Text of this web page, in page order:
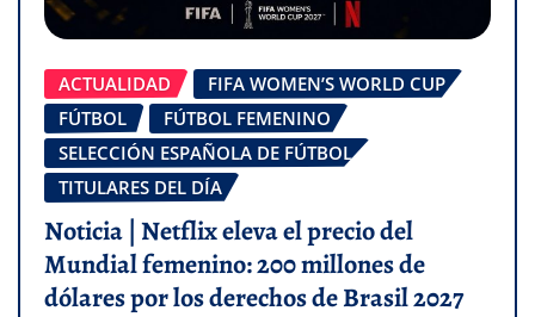
ACTUALIDAD
FIFA WOMEN’S WORLD CUP
FÚTBOL
FÚTBOL FEMENINO
SELECCIÓN ESPAÑOLA DE FÚTBOL
TITULARES DEL DÍA
Noticia | Netflix eleva el precio del
Mundial femenino: 200 millones de
dólares por los derechos de Brasil 2027